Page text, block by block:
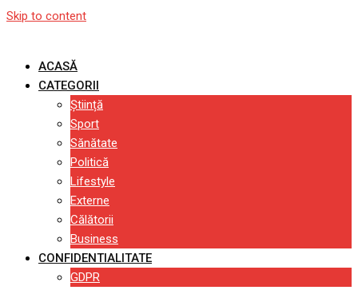
Skip to content
ACASĂ
CATEGORII
Știință
Sport
Sănătate
Politică
Lifestyle
Externe
Călătorii
Business
CONFIDENTIALITATE
GDPR